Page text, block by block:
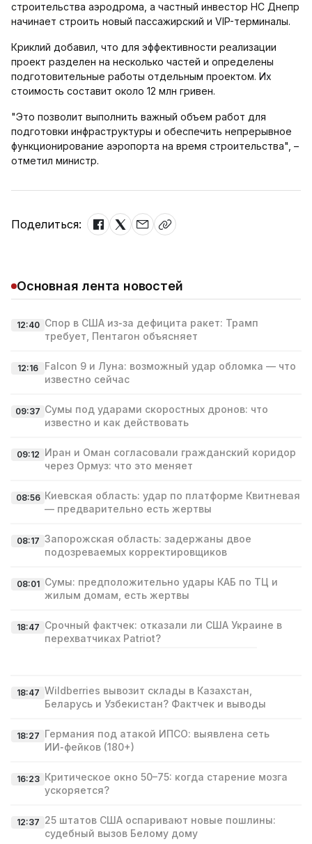
строительства аэродрома, а частный инвестор НС Днепр
начинает строить новый пассажирский и VIP-терминалы.
Криклий добавил, что для эффективности реализации
проект разделен на несколько частей и определены
подготовительные работы отдельным проектом. Их
стоимость составит около 12 млн гривен.
"Это позволит выполнить важный объем работ для
подготовки инфраструктуры и обеспечить непрерывное
функционирование аэропорта на время строительства", –
отметил министр.
Поделиться:
Основная лента новостей
12:40 Спор в США из‑за дефицита ракет: Трамп
требует, Пентагон объясняет
12:16
Falcon 9 и Луна: возможный удар обломка — что
известно сейчас
09:37 Сумы под ударами скоростных дронов: что
известно и как действовать
09:12 Иран и Оман согласовали гражданский коридор
через Ормуз: что это меняет
08:56 Киевская область: удар по платформе Квитневая
— предварительно есть жертвы
08:17 Запорожская область: задержаны двое
подозреваемых корректировщиков
08:01 Сумы: предположительно удары КАБ по ТЦ и
жилым домам, есть жертвы
18:47 Срочный фактчек: отказали ли США Украине в
перехватчиках Patriot?
18:47 Wildberries вывозит склады в Казахстан,
Беларусь и Узбекистан? Фактчек и выводы
18:27 Германия под атакой ИПСО: выявлена сеть
ИИ‑фейков (180+)
16:23 Критическое окно 50–75: когда старение мозга
ускоряется?
12:37 25 штатов США оспаривают новые пошлины:
судебный вызов Белому дому